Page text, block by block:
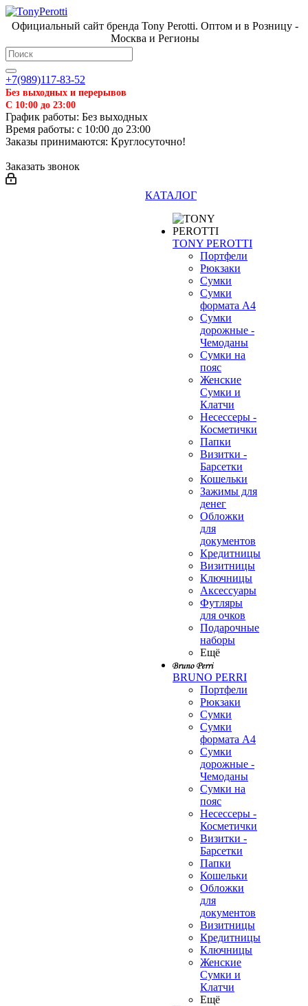
Официальный сайт бренда Tony Perotti. Оптом и в Розницу -
Москва и Регионы
+7(989)117-83-52
Без выходных и перерывов
С 10:00 до 23:00
График работы: Без выходных
Время работы: с 10:00 до 23:00
Заказы принимаются: Круглосуточно!
Заказать звонок
КАТАЛОГ
TONY PEROTTI
Портфели
Рюкзаки
Сумки
Сумки
формата А4
Сумки
дорожные -
Чемоданы
Сумки на
пояс
Женские
Сумки и
Клатчи
Несессеры -
Косметички
Папки
Визитки -
Барсетки
Кошельки
Зажимы для
денег
Обложки
для
документов
Кредитницы
Визитницы
Ключницы
Аксессуары
Футляры
для очков
Подарочные
наборы
Ещё
BRUNO PERRI
Портфели
Рюкзаки
Сумки
Сумки
формата А4
Сумки
дорожные -
Чемоданы
Сумки на
пояс
Несессеры -
Косметички
Визитки -
Барсетки
Папки
Кошельки
Обложки
для
документов
Визитницы
Кредитницы
Ключницы
Женские
Сумки и
Клатчи
Ещё